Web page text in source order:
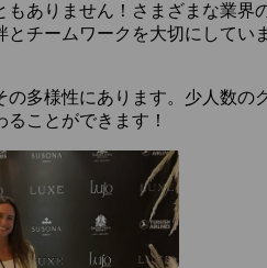
もありません！さまざまな業
とチームワークを大切にして
の多様性にあります。少人数
ことができます！